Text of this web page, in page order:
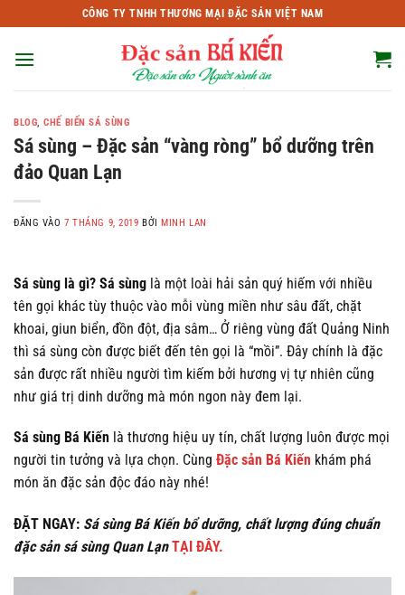
qua
nội
CÔNG TY TNHH THƯƠNG MẠI ĐẶC SẢN VIỆT NAM
BLOG,CHẾ BIẾN SÁ SÙNG
Sá sùng – Đặc sản “vàng ròng” bổ dưỡng trên
đảo Quan Lạn
ĐĂNG VÀO7 THÁNG 9, 2019 BỞIMINH LAN
Sá sùng là gì? Sá sùng là một loài hải sản quý hiếm với nhiều
tên gọi khác tùy thuộc vào mỗi vùng miền như sâu đất, chặt
khoai, giun biển, đồn đột, địa sâm… Ở riêng vùng đất Quảng Ninh
thì sá sùng còn được biết đến tên gọi là “mồi”. Đây chính là đặc
sản được rất nhiều người tìm kiếm bởi hương vị tự nhiên cũng
như giá trị dinh dưỡng mà món ngon này đem lại.
Sá sùng Bá Kiến là thương hiệu uy tín, chất lượng luôn được mọi
người tin tưởng và lựa chọn. Cùng Đặc sản Bá Kiến khám phá
món ăn đặc sản độc đáo này nhé!
ĐẶT NGAY: Sá sùng Bá Kiến bổ dưỡng, chất lượng đúng chuẩn
đặc sản sá sùng Quan Lạn TẠI ĐÂY.